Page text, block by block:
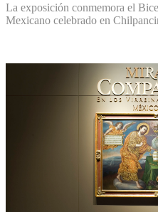
La exposición conmemora el
Mexicano celebrado en